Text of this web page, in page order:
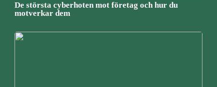
De största cyberhoten mot företag och hur du
motverkar dem